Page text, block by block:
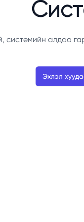
системийн алдаа
Эхлэл